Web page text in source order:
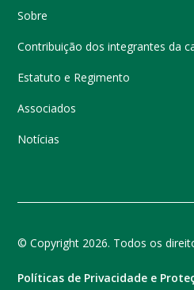
Sobre
Contribuição dos integrantes da
Estatuto e Regimento
Associados
Notícias
© Copyright 2026. Todos os
Políticas de Privacidade e